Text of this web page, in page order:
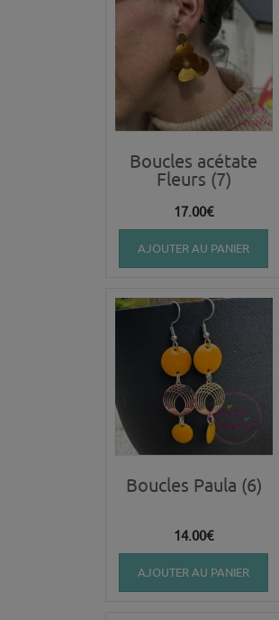
Boucles acétate
Fleurs (7)
17.00€
AJOUTER AU PANIER
Boucles Paula (6)
14.00€
AJOUTER AU PANIER